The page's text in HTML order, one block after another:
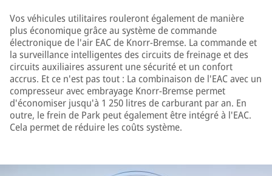
Vos véhicules utilitaires rouleront également de manière
plus économique grâce au système de commande
électronique de l'air EAC de Knorr-Bremse. La commande et
la surveillance intelligentes des circuits de freinage et des
circuits auxiliaires assurent une sécurité et un confort
accrus. Et ce n'est pas tout : La combinaison de l'EAC avec un
compresseur avec embrayage Knorr-Bremse permet
d'économiser jusqu'à 1 250 litres de carburant par an. En
outre, le frein de Park peut également être intégré à l'EAC.
Cela permet de réduire les coûts système.